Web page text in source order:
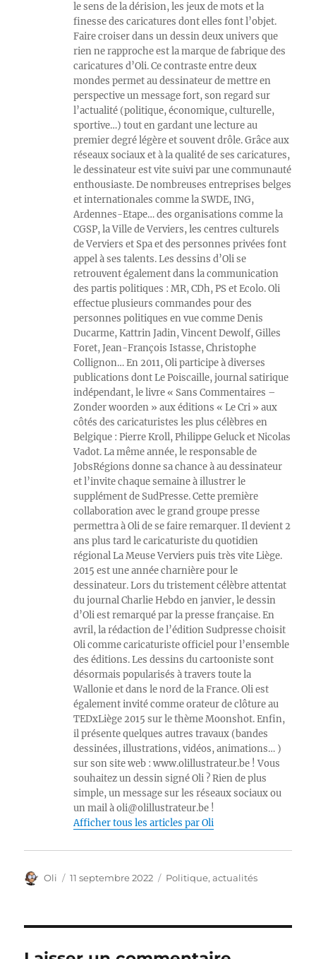
le sens de la dérision, les jeux de mots et la
finesse des caricatures dont elles font l’objet.
Faire croiser dans un dessin deux univers que
rien ne rapproche est la marque de fabrique des
caricatures d’Oli. Ce contraste entre deux
mondes permet au dessinateur de mettre en
perspective un message fort, son regard sur
l’actualité (politique, économique, culturelle,
sportive…) tout en gardant une lecture au
premier degré légère et souvent drôle. Grâce aux
réseaux sociaux et à la qualité de ses caricatures,
le dessinateur est vite suivi par une communauté
enthousiaste. De nombreuses entreprises belges
et internationales comme la SWDE, ING,
Ardennes-Etape… des organisations comme la
CGSP, la Ville de Verviers, les centres culturels
de Verviers et Spa et des personnes privées font
appel à ses talents. Les dessins d’Oli se
retrouvent également dans la communication
des partis politiques : MR, CDh, PS et Ecolo. Oli
effectue plusieurs commandes pour des
personnes politiques en vue comme Denis
Ducarme, Kattrin Jadin, Vincent Dewolf, Gilles
Foret, Jean-François Istasse, Christophe
Collignon… En 2011, Oli participe à diverses
publications dont Le Poiscaille, journal satirique
indépendant, le livre « Sans Commentaires –
Zonder woorden » aux éditions « Le Cri » aux
côtés des caricaturistes les plus célèbres en
Belgique : Pierre Kroll, Philippe Geluck et Nicolas
Vadot. La même année, le responsable de
JobsRégions donne sa chance à au dessinateur
et l’invite chaque semaine à illustrer le
supplément de SudPresse. Cette première
collaboration avec le grand groupe presse
permettra à Oli de se faire remarquer. Il devient 2
ans plus tard le caricaturiste du quotidien
régional La Meuse Verviers puis très vite Liège.
2015 est une année charnière pour le
dessinateur. Lors du tristement célèbre attentat
du journal Charlie Hebdo en janvier, le dessin
d’Oli est remarqué par la presse française. En
avril, la rédaction de l’édition Sudpresse choisit
Oli comme caricaturiste officiel pour l’ensemble
des éditions. Les dessins du cartooniste sont
désormais popularisés à travers toute la
Wallonie et dans le nord de la France. Oli est
également invité comme orateur de clôture au
TEDxLiège 2015 sur le thème Moonshot. Enfin,
il présente quelques autres travaux (bandes
dessinées, illustrations, vidéos, animations… )
sur son site web : www.olillustrateur.be ! Vous
souhaitez un dessin signé Oli ? Rien de plus
simple, un message sur les réseaux sociaux ou
un mail à oli@olillustrateur.be !
Afficher tous les articles par Oli
Auteur
Oli
Publié
11 septembre 2022 Catégories
Politique, actualités